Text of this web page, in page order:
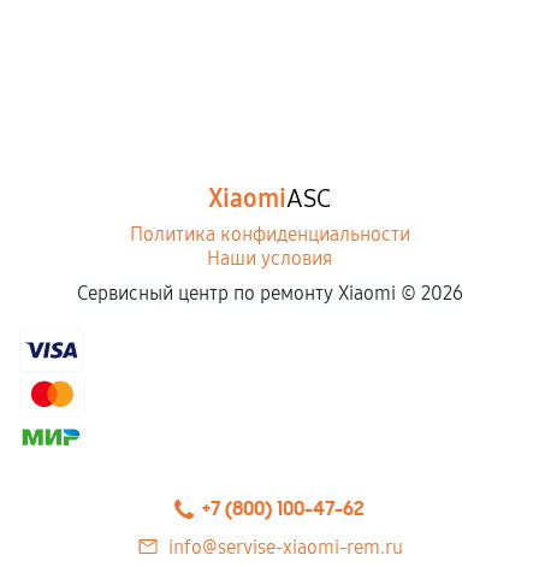
XiaomiASC
Политика конфиденциальности
Наши условия
Сервисный центр по ремонту Xiaomi © 2026
+7 (800) 100-47-62
info@servise-xiaomi-rem.ru